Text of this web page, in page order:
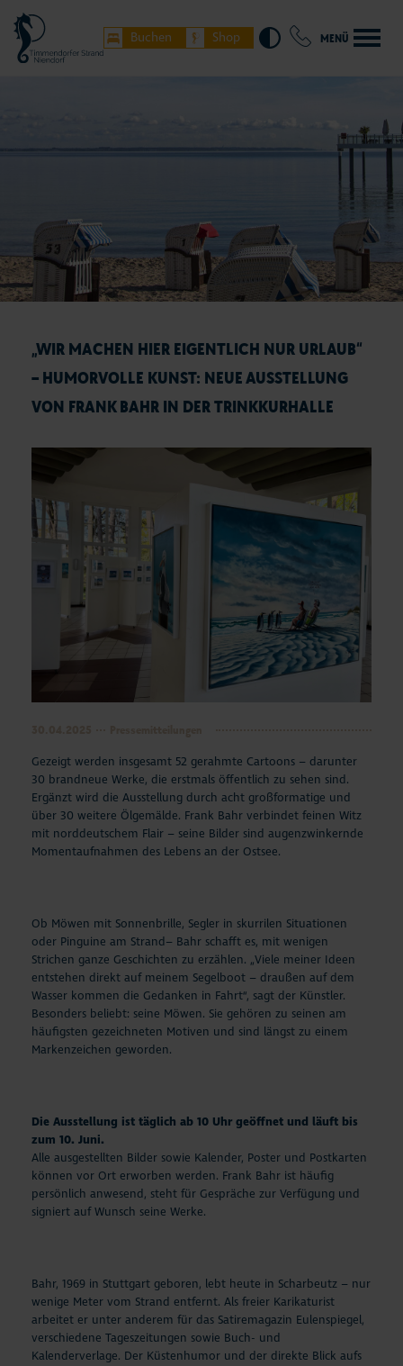
Buchen Shop MENÜ
„WIR MACHEN HIER EIGENTLICH NUR URLAUB“
– HUMORVOLLE KUNST: NEUE AUSSTELLUNG
VON FRANK BAHR IN DER TRINKKURHALLE
Gezeigt werden insgesamt 52 gerahmte Cartoons – darunter
30 brandneue Werke, die erstmals öffentlich zu sehen sind.
Ergänzt wird die Ausstellung durch acht großformatige und
über 30 weitere Ölgemälde. Frank Bahr verbindet feinen Witz
mit norddeutschem Flair – seine Bilder sind augenzwinkernde
Momentaufnahmen des Lebens an der Ostsee.
Ob Möwen mit Sonnenbrille, Segler in skurrilen Situationen
oder Pinguine am Strand– Bahr schafft es, mit wenigen
Strichen ganze Geschichten zu erzählen. „Viele meiner Ideen
entstehen direkt auf meinem Segelboot – draußen auf dem
Wasser kommen die Gedanken in Fahrt“, sagt der Künstler.
Besonders beliebt: seine Möwen. Sie gehören zu seinen am
häufigsten gezeichneten Motiven und sind längst zu einem
Markenzeichen geworden.
Die Ausstellung ist täglich ab 10 Uhr geöffnet und läuft bis
zum 10. Juni.
Alle ausgestellten Bilder sowie Kalender, Poster und Postkarten
können vor Ort erworben werden. Frank Bahr ist häufig
persönlich anwesend, steht für Gespräche zur Verfügung und
signiert auf Wunsch seine Werke.
Bahr, 1969 in Stuttgart geboren, lebt heute in Scharbeutz – nur
wenige Meter vom Strand entfernt. Als freier Karikaturist
arbeitet er unter anderem für das Satiremagazin Eulenspiegel,
verschiedene Tageszeitungen sowie Buch- und
Kalenderverlage. Der Küstenhumor und der direkte Blick aufs